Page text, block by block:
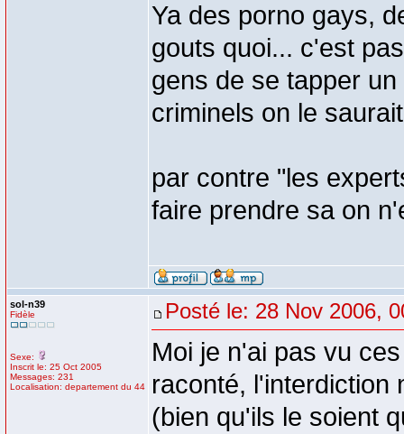
Ya des porno gays,
gouts quoi... c'est
gens de se tapper
criminels on le
par contre "les
faire prendre sa on
sol-n39
Fidèle
Sexe:
Inscrit le: 25 Oct 2005
Messages: 231
Localisation: departement du 44
Posté le: 28 Nov 2006,
Moi je n'ai pas vu
raconté, l'interdiction
(bien qu'ils le soient